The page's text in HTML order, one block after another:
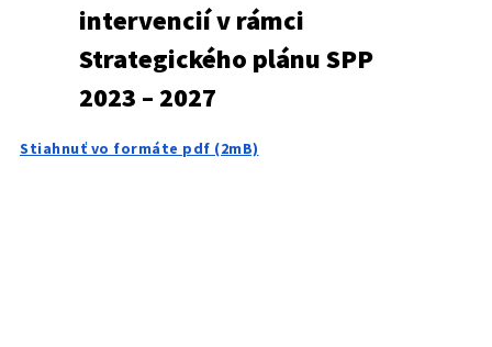
intervencií v rámci
Strategického plánu SPP
2023 – 2027
Stiahnuť vo formáte pdf (2mB)